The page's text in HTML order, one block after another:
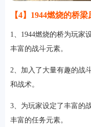
【4】1944燃烧的桥梁
1、1944燃烧的桥为玩家
丰富的战斗元素。
2、加入了大量有趣的战
和战术。
3、为玩家设定了丰富的
丰富的任务元素。